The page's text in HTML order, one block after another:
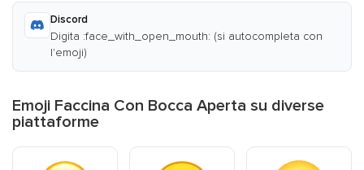
Discord
Digita :face_with_open_mouth: (si autocompleta con
l'emoji)
Emoji Faccina Con Bocca Aperta su diverse
piattaforme